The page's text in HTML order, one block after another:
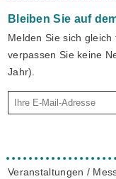
Bleiben Sie auf
Melden Sie sich
verpassen Sie keine
Jahr).
Veranstaltungen /